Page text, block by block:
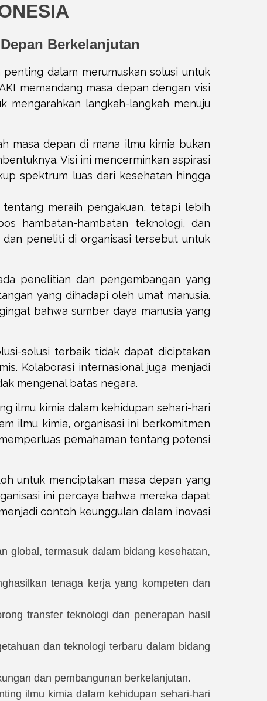
Berkelanjutan
dalam merumuskan solusi untuk
memandang masa depan dengan visi
mengarahkan langkah-langkah menuju
masa depan di mana ilmu kimia bukan
Visi ini mencerminkan aspirasi
spektrum luas dari kesehatan hingga
meraih pengakuan, tetapi lebih
hambatan-hambatan teknologi, dan
peneliti di organisasi tersebut untuk
penelitian dan pengembangan yang
yang dihadapi oleh umat manusia.
bahwa sumber daya manusia yang
solusi terbaik tidak dapat diciptakan
Kolaborasi internasional juga menjadi
mengenal batas negara.
ilmu kimia dalam kehidupan sehari-hari
ilmu kimia, organisasi ini berkomitmen
pemahaman tentang potensi
untuk menciptakan masa depan yang
ini percaya bahwa mereka dapat
contoh keunggulan dalam inovasi
global, termasuk dalam bidang kesehatan,
tenaga kerja yang kompeten dan
transfer teknologi dan penerapan hasil
dan teknologi terbaru dalam bidang
dan pembangunan berkelanjutan.
ilmu kimia dalam kehidupan sehari-hari